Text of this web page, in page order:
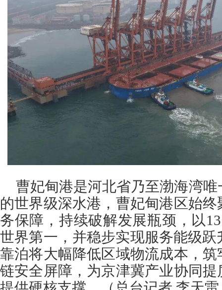
曹妃甸港是河北省乃至渤海湾
的世界级深水港，曹妃甸港区始
务保障，持续破解发展瓶颈，以
世界第一，并稳步实现服务能级
靠泊将大幅降低区域物流成本，
链安全屏障，为京津冀产业协同